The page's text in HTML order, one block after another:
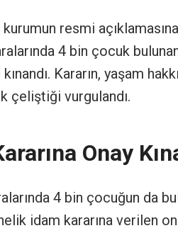
resmi
4 bin çocuk
Kararın, yaşam
çeliştiği vurgulandı.
Onay
4 bin çocuğun da
idam kararına verilen